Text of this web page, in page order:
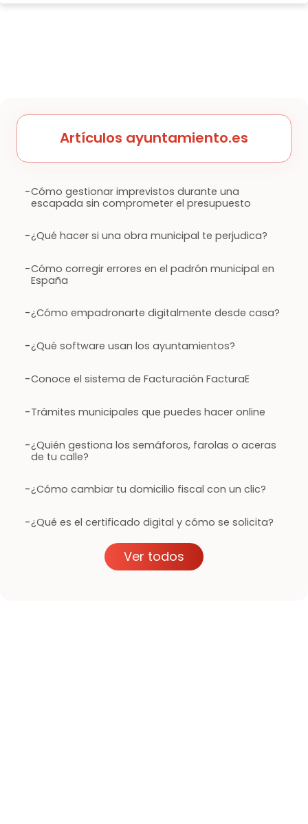
Artículos ayuntamiento.es
-Cómo gestionar imprevistos durante una
escapada sin comprometer el presupuesto
-¿Qué hacer si una obra municipal te perjudica?
-Cómo corregir errores en el padrón municipal en
España
-¿Cómo empadronarte digitalmente desde casa?
-¿Qué software usan los ayuntamientos?
-Conoce el sistema de Facturación FacturaE
-Trámites municipales que puedes hacer online
-¿Quién gestiona los semáforos, farolas o aceras
de tu calle?
-¿Cómo cambiar tu domicilio fiscal con un clic?
-¿Qué es el certificado digital y cómo se solicita?
Ver todos